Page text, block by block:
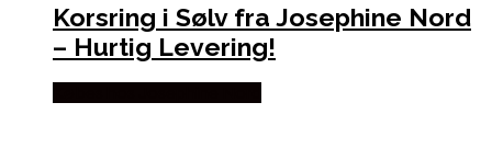
Korsring i Sølv fra Josephine Nord
– Hurtig Levering!